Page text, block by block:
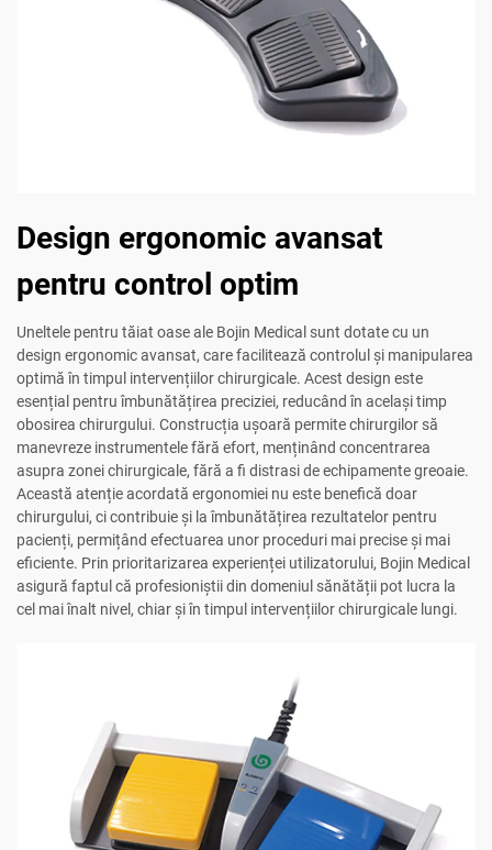
Design ergonomic avansat
pentru control optim
Uneltele pentru tăiat oase ale Bojin Medical sunt dotate cu un
design ergonomic avansat, care facilitează controlul și manipularea
optimă în timpul intervențiilor chirurgicale. Acest design este
esențial pentru îmbunătățirea preciziei, reducând în același timp
obosirea chirurgului. Construcția ușoară permite chirurgilor să
manevreze instrumentele fără efort, menținând concentrarea
asupra zonei chirurgicale, fără a fi distrasi de echipamente greoaie.
Această atenție acordată ergonomiei nu este benefică doar
chirurgului, ci contribuie și la îmbunătățirea rezultatelor pentru
pacienți, permițând efectuarea unor proceduri mai precise și mai
eficiente. Prin prioritarizarea experienței utilizatorului, Bojin Medical
asigură faptul că profesioniștii din domeniul sănătății pot lucra la
cel mai înalt nivel, chiar și în timpul intervențiilor chirurgicale lungi.